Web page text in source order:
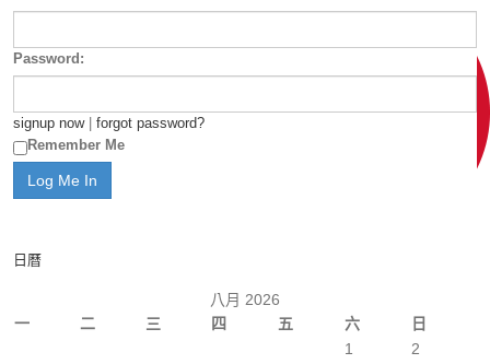
Password:
signup now| forgot password?
Remember Me
日曆
八月 2026
一
二 三 四 五 六 日
1
2